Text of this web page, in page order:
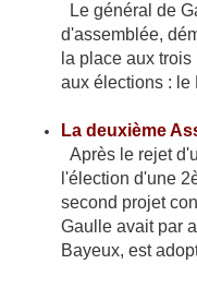
Le général de
d'assemblée,
la place aux
aux élections : le
La deuxième
Après le rejet
l'élection d'une
second projet
Gaulle avait par
Bayeux, est